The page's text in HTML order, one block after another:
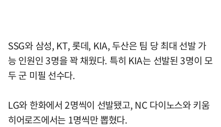
SSG와 삼성, KT, 롯데, KIA, 두산은 팀 당 최대 선발 가
능 인원인 3명을 꽉 채웠다. 특히 KIA는 선발된 3명이 모
두 군 미필 선수다.
LG와 한화에서 2명씩이 선발됐고, NC 다이노스와 키움
히어로즈에서는 1명씩만 뽑혔다.